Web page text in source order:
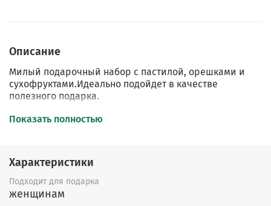
Описание
Милый подарочный набор с пастилой, орешками и
сухофруктами.Идеально подойдет в качестве
полезного подарка.
Состав набора:
3.Сердце из пастилы,
4.Ореховое ассорти
грецкий орех), 50 г.
Показать полностью
Характеристики
Подходит для подарка
женщинам